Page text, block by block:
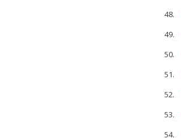
48.
49.
50.
51.
52.
53.
54.